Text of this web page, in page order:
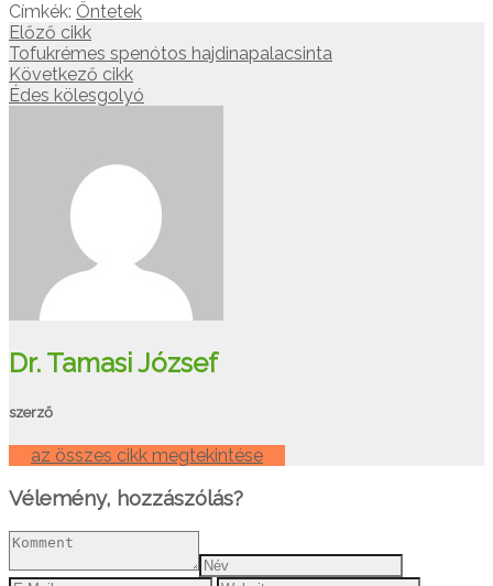
Címkék: Öntetek
Előző cikk
Tofukrémes spenótos hajdinapalacsinta
Következő cikk
Édes kölesgolyó
Dr. Tamasi József
szerző
az összes cikk megtekintése
Vélemény, hozzászólás?